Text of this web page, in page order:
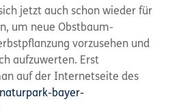
jetzt auch schon wieder für
um neue Obstbaum-
vorzusehen und
aufzuwerten. Erst
auf der Internetseite des
bayer-